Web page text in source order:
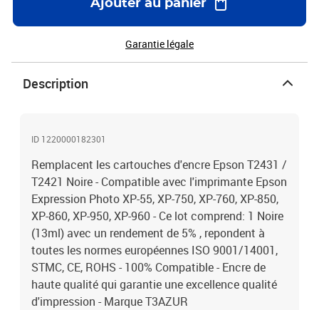
Ajouter au panier
Garantie légale
Description
ID 1220000182301
Remplacent les cartouches d'encre Epson T2431 /
T2421 Noire - Compatible avec l'imprimante Epson
Expression Photo XP-55, XP-750, XP-760, XP-850,
XP-860, XP-950, XP-960 - Ce lot comprend: 1 Noire
(13ml) avec un rendement de 5% , repondent à
toutes les normes européennes ISO 9001/14001,
STMC, CE, ROHS - 100% Compatible - Encre de
haute qualité qui garantie une excellence qualité
d'impression - Marque T3AZUR